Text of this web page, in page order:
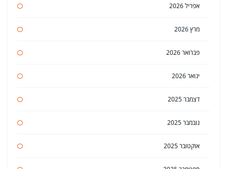
אפריל 2026
מרץ 2026
פברואר 2026
ינואר 2026
דצמבר 2025
נובמבר 2025
אוקטובר 2025